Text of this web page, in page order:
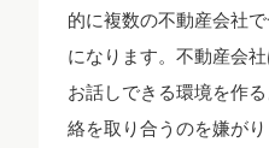
的に複数の不動産会社
になります。不動産会
お話しできる環境を作
絡を取り合うのを嫌が